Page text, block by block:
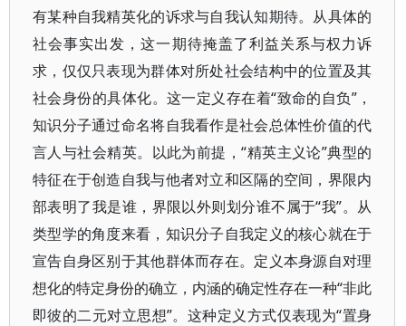
有某种自我精英化的诉求与自我认知期待。从具体的
社会事实出发，这一期待掩盖了利益关系与权力诉
求，仅仅只表现为群体对所处社会结构中的位置及其
社会身份的具体化。这一定义存在着“致命的自负”，
知识分子通过命名将自我看作是社会总体性价值的代
言人与社会精英。以此为前提，“精英主义论”典型的
特征在于创造自我与他者对立和区隔的空间，界限内
部表明了我是谁，界限以外则划分谁不属于“我”。从
类型学的角度来看，知识分子自我定义的核心就在于
宣告自身区别于其他群体而存在。定义本身源自对理
想化的特定身份的确立，内涵的确定性存在一种“非此
即彼的二元对立思想”。这种定义方式仅表现为“置身